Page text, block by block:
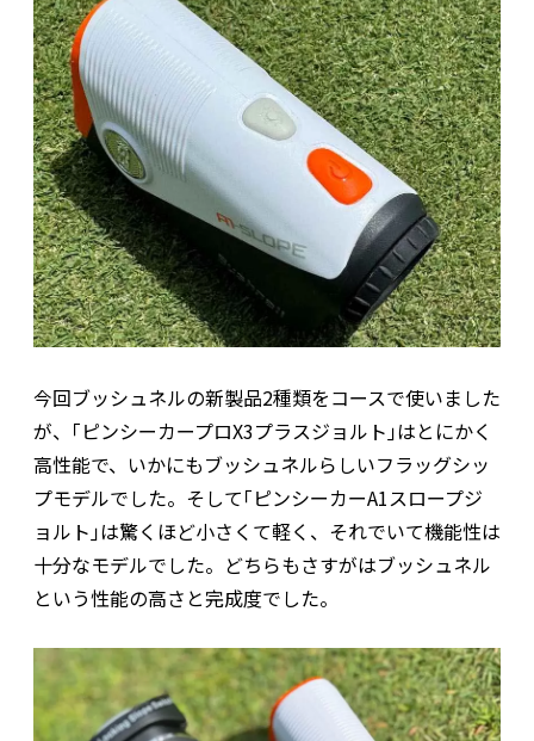
今回ブッシュネルの新製品2種類をコースで使いました
が、｢ピンシーカープロX3プラスジョルト｣はとにかく
高性能で、いかにもブッシュネルらしいフラッグシッ
プモデルでした。そして｢ピンシーカーA1スロープジ
ョルト｣は驚くほど小さくて軽く、それでいて機能性は
十分なモデルでした。どちらもさすがはブッシュネル
という性能の高さと完成度でした。